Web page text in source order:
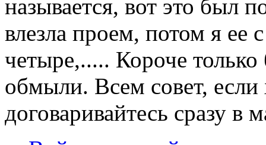
называется, вот это был
влезла проем, потом я ее
четыре,..... Короче
обмыли. Всем совет, если
договаривайтесь сразу в